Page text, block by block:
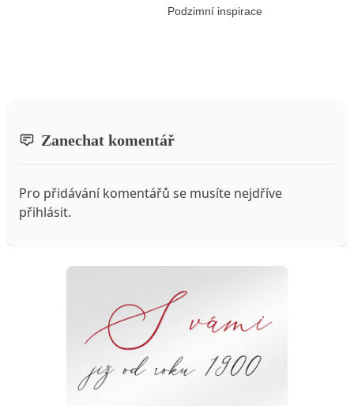
Podzimní inspirace
Zanechat komentář
Pro přidávání komentářů se musíte nejdříve
přihlásit.